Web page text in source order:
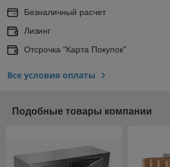
Безналичный расчет
Лизинг
Отсрочка "Карта Покупок"
Все условия оплаты
Подобные товары компании